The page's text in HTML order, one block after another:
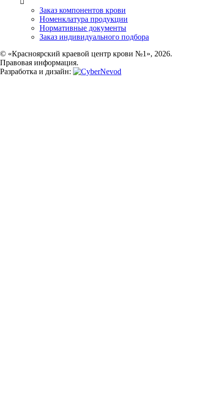
Заказ компонентов крови
Номенклатура продукции
Нормативные документы
Заказ индивидуального подбора
© «Красноярский краевой центр крови №1», 2026.
Правовая информация.
Разработка и дизайн: